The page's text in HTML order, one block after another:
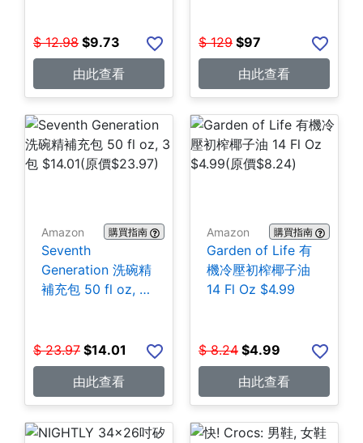
$ 12.98 $9.73
由此查看
$ 129 $97
由此查看
Amazon 購買指南
Seventh
Generation 洗碗精
補充包 50 fl oz, 3
$ 23.97 $14.01
由此查看
Amazon 購買指南
Garden of Life 有
機冷壓初榨椰子油
14 Fl Oz $4.99
$ 8.24 $4.99
由此查看